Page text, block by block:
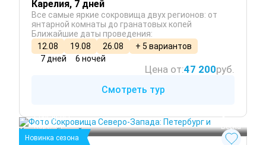
Карелия, 7 дней
Все самые яркие сокровища двух регионов: от
янтарной комнаты до гранатовых копей
Ближайшие даты проведения:
12.08
19.08 26.08
+ 5 вариантов
7 дней
6 ночей
Цена от:47 200руб.
Смотреть тур
Сортавала
Карелия
Новинка сезона
Осень
Весна